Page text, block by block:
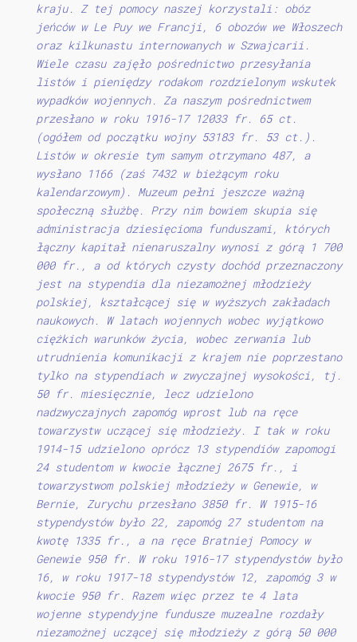
kraju. Z tej pomocy naszej korzystali: obóz
jeńców w Le Puy we Francji, 6 obozów we Włoszech
oraz kilkunastu internowanych w Szwajcarii.
Wiele czasu zajęło pośrednictwo przesyłania
listów i pieniędzy rodakom rozdzielonym wskutek
wypadków wojennych. Za naszym pośrednictwem
przesłano w roku 1916-17 12033 fr. 65 ct.
(ogółem od początku wojny 53183 fr. 53 ct.).
Listów w okresie tym samym otrzymano 487, a
wysłano 1166 (zaś 7432 w bieżącym roku
kalendarzowym). Muzeum pełni jeszcze ważną
społeczną służbę. Przy nim bowiem skupia się
administracja dziesięcioma funduszami, których
łączny kapitał nienaruszalny wynosi z górą 1 700
000 fr., a od których czysty dochód przeznaczony
jest na stypendia dla niezamożnej młodzieży
polskiej, kształcącej się w wyższych zakładach
naukowych. W latach wojennych wobec wyjątkowo
ciężkich warunków życia, wobec zerwania lub
utrudnienia komunikacji z krajem nie poprzestano
tylko na stypendiach w zwyczajnej wysokości, tj.
50 fr. miesięcznie, lecz udzielono
nadzwyczajnych zapomóg wprost lub na ręce
towarzystw uczącej się młodzieży. I tak w roku
1914-15 udzielono oprócz 13 stypendiów zapomogi
24 studentom w kwocie łącznej 2675 fr., i
towarzystwom polskiej młodzieży w Genewie, w
Bernie, Zurychu przesłano 3850 fr. W 1915-16
stypendystów było 22, zapomóg 27 studentom na
kwotę 1335 fr., a na ręce Bratniej Pomocy w
Genewie 950 fr. W roku 1916-17 stypendystów było
16, w roku 1917-18 stypendystów 12, zapomóg 3 w
kwocie 950 fr. Razem więc przez te 4 lata
wojenne stypendyjne fundusze muzealne rozdały
niezamożnej uczącej się młodzieży z górą 50 000